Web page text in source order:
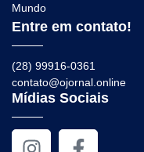
Mundo
Entre em contato!
(28) 99916-0361
contato@ojornal.online
Mídias Sociais